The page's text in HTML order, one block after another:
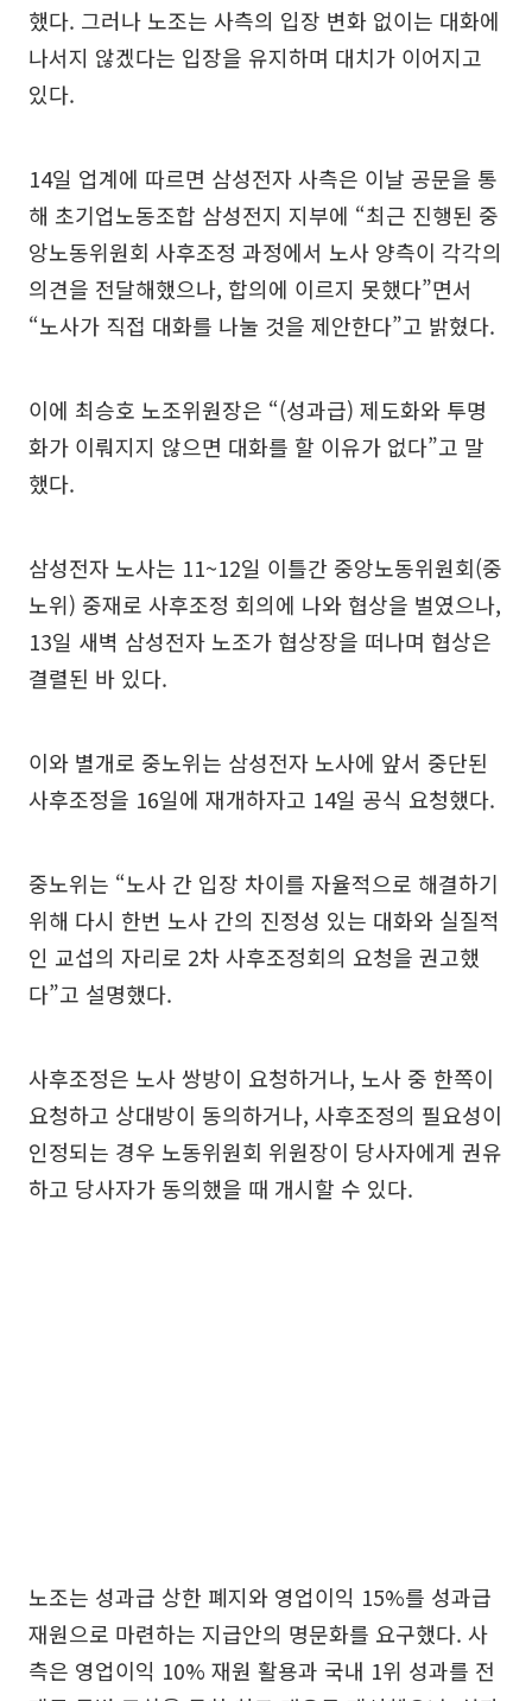
했다. 그러나 노조는 사측의 입장 변화 없이는 대화에
나서지 않겠다는 입장을 유지하며 대치가 이어지고
있다.
14일 업계에 따르면 삼성전자 사측은 이날 공문을 통
해 초기업노동조합 삼성전지 지부에 “최근 진행된 중
앙노동위원회 사후조정 과정에서 노사 양측이 각각의
의견을 전달해했으나, 합의에 이르지 못했다”면서
“노사가 직접 대화를 나눌 것을 제안한다”고 밝혔다.
이에 최승호 노조위원장은 “(성과급) 제도화와 투명
화가 이뤄지지 않으면 대화를 할 이유가 없다”고 말
했다.
삼성전자 노사는 11~12일 이틀간 중앙노동위원회(중
노위) 중재로 사후조정 회의에 나와 협상을 벌였으나,
13일 새벽 삼성전자 노조가 협상장을 떠나며 협상은
결렬된 바 있다.
이와 별개로 중노위는 삼성전자 노사에 앞서 중단된
사후조정을 16일에 재개하자고 14일 공식 요청했다.
중노위는 “노사 간 입장 차이를 자율적으로 해결하기
위해 다시 한번 노사 간의 진정성 있는 대화와 실질적
인 교섭의 자리로 2차 사후조정회의 요청을 권고했
다”고 설명했다.
사후조정은 노사 쌍방이 요청하거나, 노사 중 한쪽이
요청하고 상대방이 동의하거나, 사후조정의 필요성이
인정되는 경우 노동위원회 위원장이 당사자에게 권유
하고 당사자가 동의했을 때 개시할 수 있다.
노조는 성과급 상한 폐지와 영업이익 15%를 성과급
재원으로 마련하는 지급안의 명문화를 요구했다. 사
측은 영업이익 10% 재원 활용과 국내 1위 성과를 전